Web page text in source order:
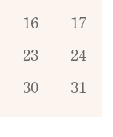
16 17
23 24
30 31